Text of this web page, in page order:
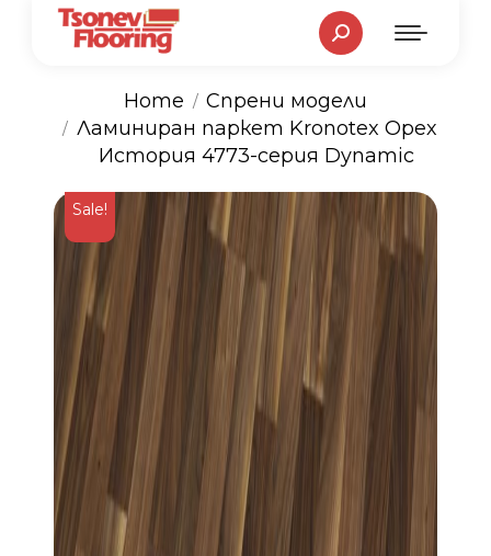
Search:
You are here:
Home
Спрени модели
Ламиниран паркет Kronotex Орех
История 4773-серия Dynamic
Sale!